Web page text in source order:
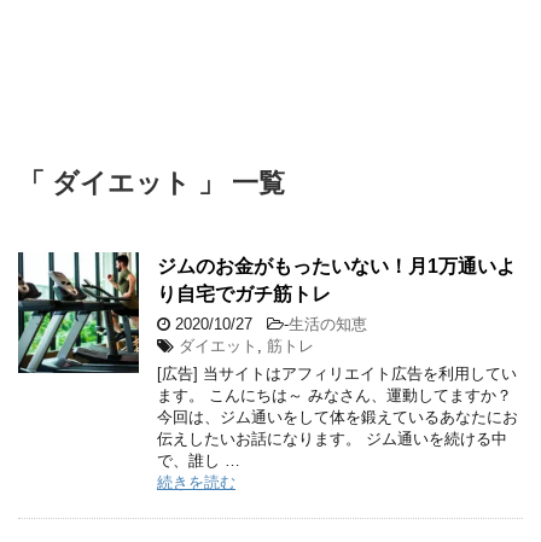
「 ダイエット 」 一覧
ジムのお金がもったいない！月1万通いよ
り自宅でガチ筋トレ
2020/10/27 -生活の知恵
ダイエット
筋トレ
[広告] 当サイトはアフィリエイト広告を利用してい
ます。 こんにちは～ みなさん、運動してますか？
今回は、ジム通いをして体を鍛えているあなたにお
伝えしたいお話になります。 ジム通いを続ける中
で、誰し …
続きを読む